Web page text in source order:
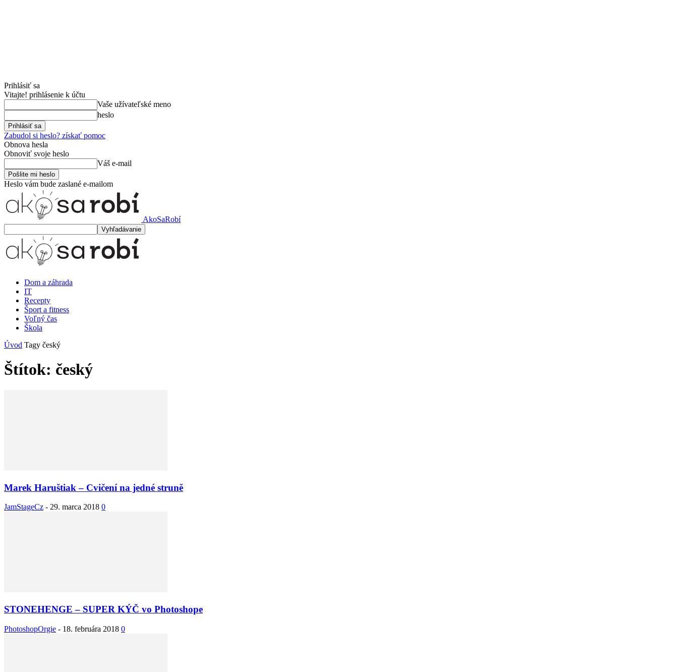
Prihlásiť sa
Vitajte! prihlásenie k účtu
Vaše užívateľské meno
heslo
Zabudol si heslo? získať pomoc
Obnova hesla
Obnoviť svoje heslo
Váš e-mail
Heslo vám bude zaslané e-mailom
AkoSaRobí
Dom a záhrada
IT
Recepty
Šport a fitness
Voľný čas
Škola
Úvod Tagy český
Štítok: český
Marek Haruštiak – Cvičení na jedné struně
JamStageCz - 29. marca 2018 0
STONEHENGE – SUPER KÝČ vo Photoshope
PhotoshopOrgie - 18. februára 2018 0